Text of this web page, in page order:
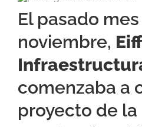
El pasado
noviembre,
comenzaba a
proyecto de la